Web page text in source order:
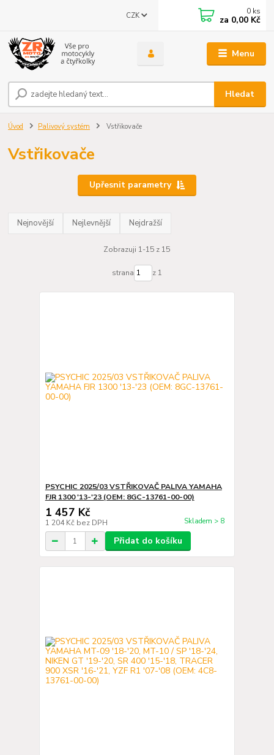
Menu
CZK
Hledat
0 ks
za 0,00 Kč
Úvod Palivový systém Vstřikovače
Vstřikovače
Upřesnit parametry
Nejnovější Nejlevnější Nejdražší
Zobrazuji 1-15 z 15
strana z 1
PSYCHIC 2025/03 VSTŘIKOVAČ PALIVA YAMAHA
FJR 1300 '13-'23 (OEM: 8GC-13761-00-00)
1 457 Kč
1 204 Kč bez DPH Skladem > 8
Přidat do košíku